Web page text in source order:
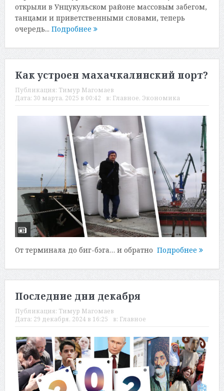
открыли в Унцукульском районе массовым забегом,
танцами и приветственными словами, теперь
очередь... Подробнее
Как устроен махачкалинский порт?
Публикация: Тимур Магомаев
Дата: 30 марта, 2025 в 00:42 в: Главное, Экономика
От терминала до биг-бэга… и обратно Подробнее
Последние дни декабря
Публикация: Тимур Магомаев
Дата: 29 декабря, 2024 в 16:25 в: Главное